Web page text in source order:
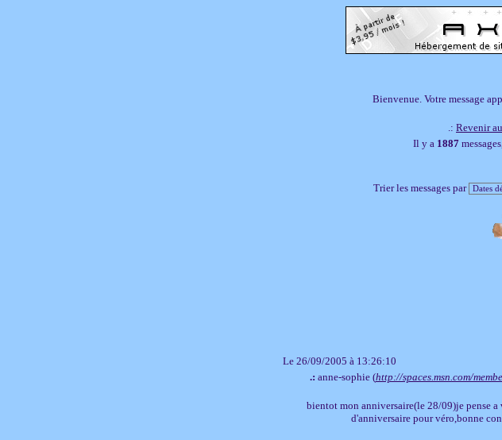
Bienvenue. Votre message
.: Revenir
Il y a 1887
Trier les messages par
Le 26/09/2005 à 13:26:10
.: anne-sophie (http://spaces.msn.com/
bientot mon anniversaire(le 28/09)je pense
d'anniversaire pour véro,bonne